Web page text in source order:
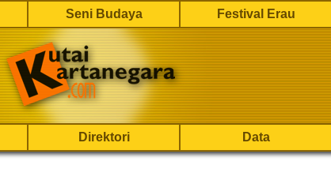
Seni Budaya Festival Erau
Direktori Data